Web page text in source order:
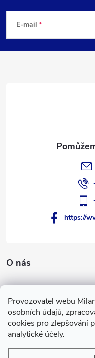
Provozovatel webu
osobních údajů,
cookies pro zlepšování
analytické účely.
p
E-mail
O nás
Facebook
https://